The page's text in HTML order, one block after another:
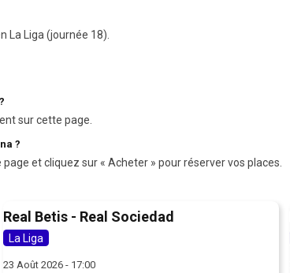
La Liga (journée 18).
sur cette page.
?
et cliquez sur « Acheter » pour réserver vos places.
Real Betis - Real Sociedad
La Liga
23 Août 2026 - 17:00